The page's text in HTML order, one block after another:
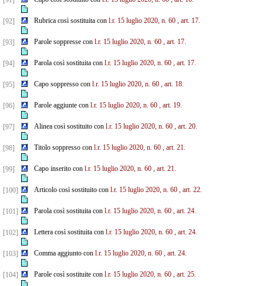
[92] Rubrica così sostituita con l.r. 15 luglio 2020, n. 60 , art. 17.
[93] Parole soppresse con l.r. 15 luglio 2020, n. 60 , art. 17.
[94] Parola così sostituita con l.r. 15 luglio 2020, n. 60 , art. 17.
[95] Capo soppresso con l.r. 15 luglio 2020, n. 60 , art. 18.
[96] Parole aggiunte con l.r. 15 luglio 2020, n. 60 , art. 19.
[97] Alinea così sostituito con l.r. 15 luglio 2020, n. 60 , art. 20.
[98] Titolo soppresso con l.r. 15 luglio 2020, n. 60 , art. 21.
[99] Capo inserito con l.r. 15 luglio 2020, n. 60 , art. 21.
[100] Articolo così sostituito con l.r. 15 luglio 2020, n. 60 , art. 22.
[101] Parola così sostituita con l.r. 15 luglio 2020, n. 60 , art. 24.
[102] Lettera così sostituita con l.r. 15 luglio 2020, n. 60 , art. 24.
[103] Comma aggiunto con l.r. 15 luglio 2020, n. 60 , art. 24.
[104] Parole così sostituite con l.r. 15 luglio 2020, n. 60 , art. 25.